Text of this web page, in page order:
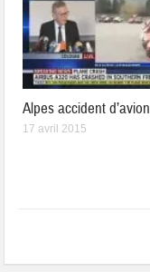
Alpes accident d’avion
17 avril 2015